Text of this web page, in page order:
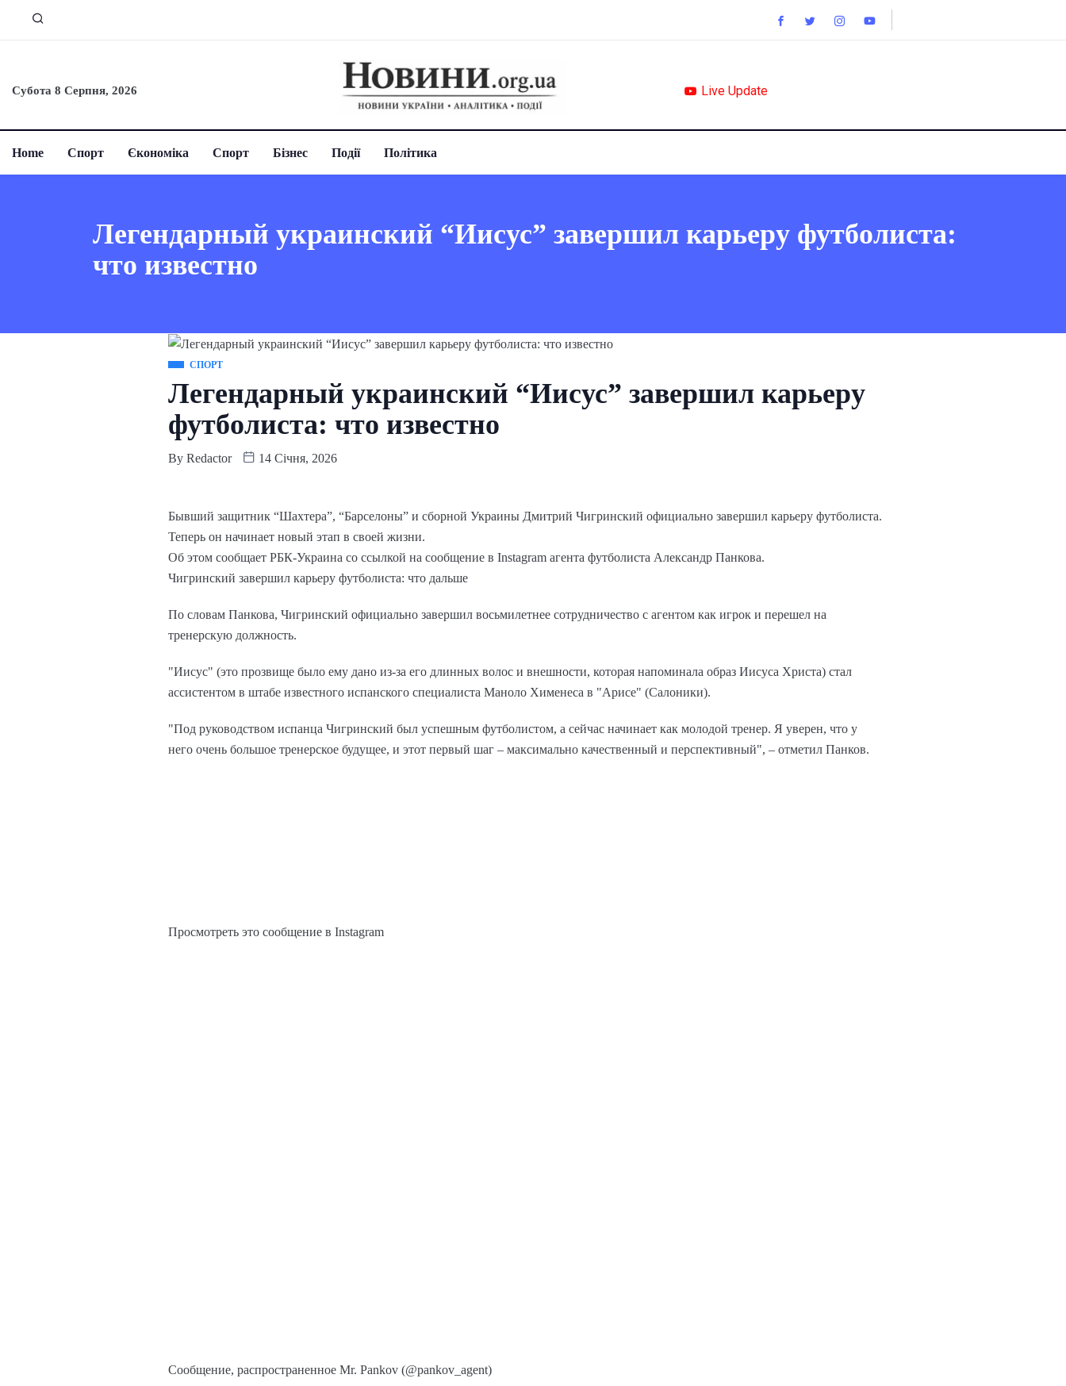
Субота 8 Серпня, 2026 Live Update
Home Спорт Єкономіка Спорт Бізнес Події Політика
Легендарный украинский “Иисус” завершил карьеру футболиста:
что известно
СПОРТ
Легендарный украинский “Иисус” завершил карьеру
футболиста: что известно
By Redactor 14 Січня, 2026
Бывший защитник “Шахтера”, “Барселоны” и сборной Украины Дмитрий Чигринский официально завершил карьеру футболиста.
Теперь он начинает новый этап в своей жизни.
Об этом сообщает РБК-Украина со ссылкой на сообщение в Instagram агента футболиста Александр Панкова.
Чигринский завершил карьеру футболиста: что дальше
По словам Панкова, Чигринский официально завершил восьмилетнее сотрудничество с агентом как игрок и перешел на
тренерскую должность.
"Иисус" (это прозвище было ему дано из-за его длинных волос и внешности, которая напоминала образ Иисуса Христа) стал
ассистентом в штабе известного испанского специалиста Маноло Хименеса в "Арисе" (Салоники).
"Под руководством испанца Чигринский был успешным футболистом, а сейчас начинает как молодой тренер. Я уверен, что у
него очень большое тренерское будущее, и этот первый шаг – максимально качественный и перспективный", – отметил Панков.
Просмотреть это сообщение в Instagram
Сообщение, распространенное Mr. Pankov (@pankov_agent)